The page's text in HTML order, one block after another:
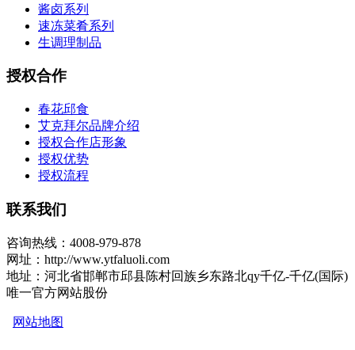
酱卤系列
速冻菜肴系列
生调理制品
授权合作
春花邱食
艾克拜尔品牌介绍
授权合作店形象
授权优势
授权流程
联系我们
咨询热线：4008-979-878
网址：http://www.ytfaluoli.com
地址：河北省邯郸市邱县陈村回族乡东路北qy千亿-千亿(国际)
唯一官方网站股份
网站地图